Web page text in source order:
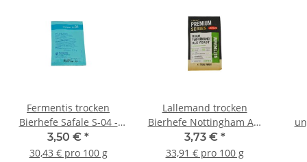
Fermentis trocken
Bierhefe Safale S-04 -
11,5g
3,50 € *
30,43 € pro 100 g
Lallemand trocken
Bierhefe Nottingham Ale
- 11g
3,73 € *
33,91 € pro 100 g